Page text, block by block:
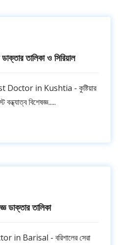
ডাক্তার তালিকা ও সিরিয়াল
in Kushtia - কুষ্টিয়ার
বন্ধ্যাত্ব বিশেষজ্ঞ.....
ডাক্তার তালিকা
in Barisal - বরিশালের সেরা